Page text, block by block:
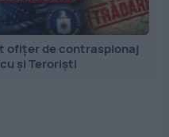
ofițer de contraspionaj
și Teroriști